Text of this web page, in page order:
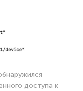
доступа к